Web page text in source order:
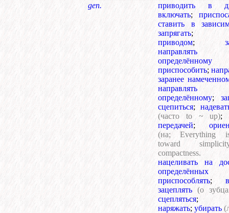
gen.
приводить в
включать;
ставить в
запрягать;
приводом;
приспособить;
заранее
определённому;
сцепиться;
(часто to ~ up);
передачей;
(на; Everything
toward
нацеливать на
приспособлять;
зацеплять (о
сцепляться
наряжать; убирать